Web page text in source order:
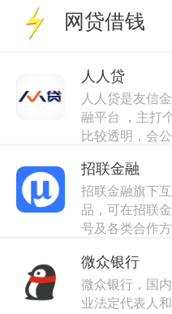
网贷借钱
人人贷
人人贷是友信
融平台 ，主打
比较透明，会
行状况，及时
易资金交由中
最高额度：
年利率：
招联金融
招联金融旗下
品，可在招联
号及各类合作
最高额度：
年利率：
微众银行
微众银行，国
业法定代表人